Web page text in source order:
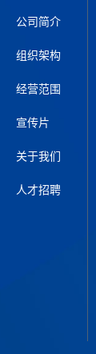
公司简介
组织架构
经营范围
宣传片
关于我们
人才招聘